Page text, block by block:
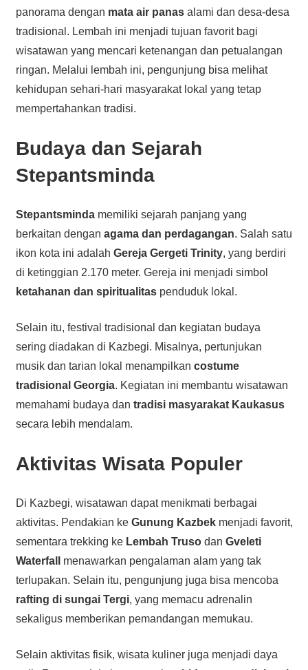
panorama dengan mata air panasalami dan desa-desa
tradisional. Lembah ini menjadi tujuan favorit bagi
wisatawan yang mencari ketenangan dan petualangan
ringan. Melalui lembah ini, pengunjung bisa melihat
kehidupan sehari-hari masyarakat lokal yang tetap
mempertahankan tradisi.
Budaya dan Sejarah
Stepantsminda
Stepantsmindamemiliki sejarah panjang yang
berkaitan dengan agama dan perdagangan. Salah satu
ikon kota ini adalah Gereja Gergeti Trinity, yang berdiri
di ketinggian 2.170 meter. Gereja ini menjadi simbol
ketahanan dan spiritualitaspenduduk lokal.
Selain itu, festival tradisional dan kegiatan budaya
sering diadakan di Kazbegi. Misalnya, pertunjukan
musik dan tarian lokal menampilkan costume
tradisional Georgia. Kegiatan ini membantu wisatawan
memahami budaya dan tradisi masyarakat Kaukasus
secara lebih mendalam.
Aktivitas Wisata Populer
Di Kazbegi, wisatawan dapat menikmati berbagai
aktivitas. Pendakian ke Gunung Kazbekmenjadi favorit,
sementara trekking ke Lembah Trusodan Gveleti
Waterfall
menawarkan pengalaman alam yang tak
terlupakan. Selain itu, pengunjung juga bisa mencoba
rafting di sungai Tergi, yang memacu adrenalin
sekaligus memberikan pemandangan memukau.
Selain aktivitas fisik, wisata kuliner juga menjadi daya